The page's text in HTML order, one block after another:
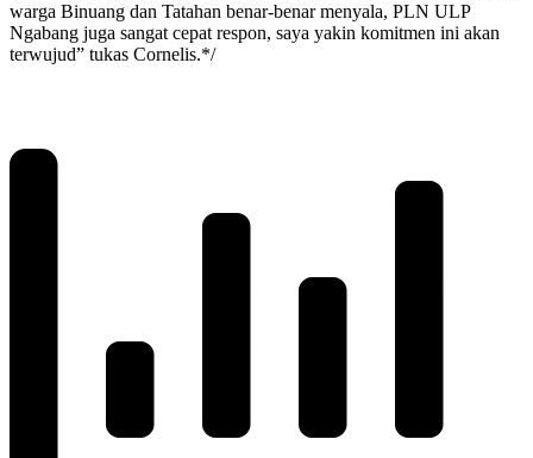
warga Binuang dan Tatahan benar-benar menyala, PLN ULP
Ngabang juga sangat cepat respon, saya yakin komitmen ini akan
terwujud” tukas Cornelis.*/